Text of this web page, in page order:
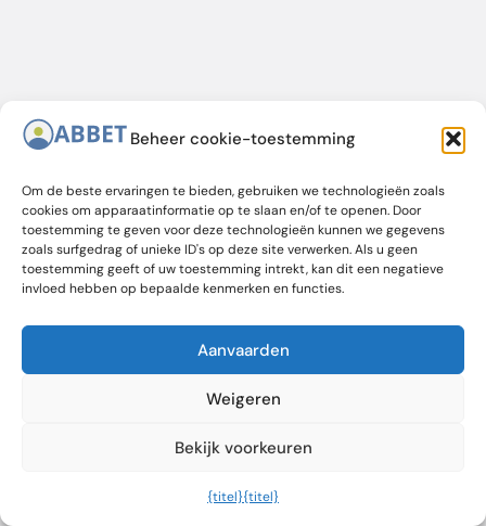
Beheer cookie-toestemming
Om de beste ervaringen te bieden, gebruiken we technologieën zoals
cookies om apparaatinformatie op te slaan en/of te openen. Door
toestemming te geven voor deze technologieën kunnen we gegevens
zoals surfgedrag of unieke ID's op deze site verwerken. Als u geen
toestemming geeft of uw toestemming intrekt, kan dit een negatieve
invloed hebben op bepaalde kenmerken en functies.
Aanvaarden
Weigeren
Bekijk voorkeuren
{titel}{titel}